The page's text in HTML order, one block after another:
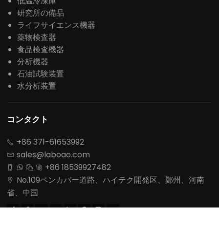
研究所の備品
ライフサイエンス機器
薬物検査器
食品検査機器
分析機器
石油試験装置
水分析装置
コンタクト
 +86 371-61653992
 sales@laboao.com
    +86 18539927482

No.109ペンカバー道路、ハイテク開発区、鄭州、河南
省、中国
       